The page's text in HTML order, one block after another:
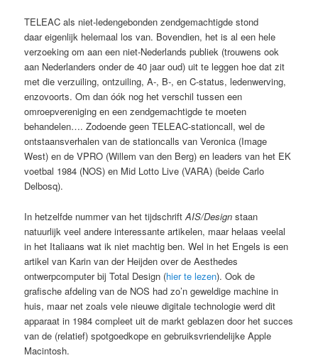
TELEAC als niet-ledengebonden zendgemachtigde stond
daar eigenlijk helemaal los van. Bovendien, het is al een hele
verzoeking om aan een niet-Nederlands publiek (trouwens ook
aan Nederlanders onder de 40 jaar oud) uit te leggen hoe dat zit
met die verzuiling, ontzuiling, A-, B-, en C-status, ledenwerving,
enzovoorts. Om dan óók nog het verschil tussen een
omroepvereniging en een zendgemachtigde te moeten
behandelen…. Zodoende geen TELEAC-stationcall, wel de
ontstaansverhalen van de stationcalls van Veronica (Image
West) en de VPRO (Willem van den Berg) en leaders van het EK
voetbal 1984 (NOS) en Mid Lotto Live (VARA) (beide Carlo
Delbosq).
In hetzelfde nummer van het tijdschriftAIS/Design staan
natuurlijk veel andere interessante artikelen, maar helaas veelal
in het Italiaans wat ik niet machtig ben. Wel in het Engels is een
artikel van Karin van der Heijden over de Aesthedes
ontwerpcomputer bij Total Design (hier te lezen). Ook de
grafische afdeling van de NOS had zo’n geweldige machine in
huis, maar net zoals vele nieuwe digitale technologie werd dit
apparaat in 1984 compleet uit de markt geblazen door het succes
van de (relatief) spotgoedkope en gebruiksvriendelijke Apple
Macintosh.